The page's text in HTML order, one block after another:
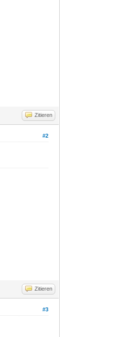
Zitieren
#2
Zitieren
#3